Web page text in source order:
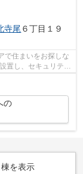
寺尾 ６丁目１９
で住まいをお探しな
置し、セキュリティ
の
棟を表示